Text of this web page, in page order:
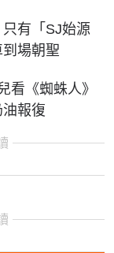
有「SJ始源
場朝聖
看《蜘蛛人》
報復